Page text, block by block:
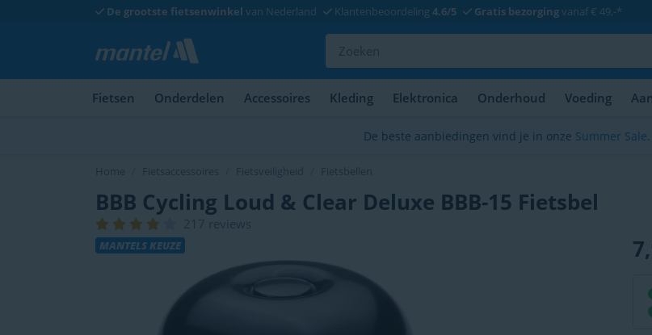
De grootste fietsenwinkel van Nederland Klantenbeoordeling 4.6/5 Gratis bezorgingvanaf € 49,-*
Fietsen Onderdelen Accessoires Kleding Elektronica Onderhoud Voeding
De beste aanbiedingen vind je in onze Summer Sale
Home Fietsaccessoires
BBB Cycling Loud & Clear Deluxe BBB-15 Fietsbel
217 reviews
MANTELS KEUZE